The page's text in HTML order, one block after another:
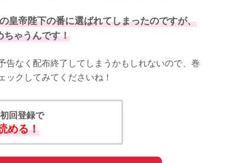
皇帝陛下の番に選ばれてしまったのですが、
ちゃうんです！
告なく配布終了してしまうかもしれないので、巻
クしてみてくださいね！
回登録で
める！